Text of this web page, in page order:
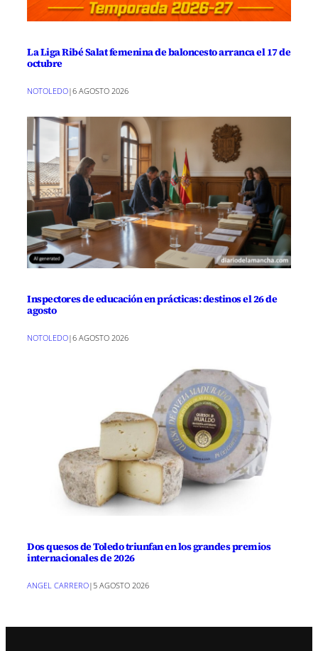
La Liga Ribé Salat femenina de baloncesto arranca el 17 de
octubre
NOTOLEDO|6 AGOSTO 2026
Inspectores de educación en prácticas: destinos el 26 de
agosto
NOTOLEDO|6 AGOSTO 2026
Dos quesos de Toledo triunfan en los grandes premios
internacionales de 2026
ANGEL CARRERO| 5 AGOSTO 2026